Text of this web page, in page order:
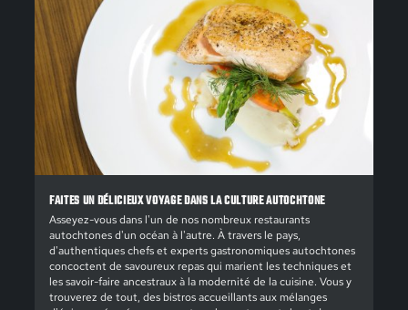
FAITES UN DÉLICIEUX VOYAGE DANS LA CULTURE AUTOCHTONE
Asseyez-vous dans l'un de nos nombreux restaurants
autochtones d'un océan à l'autre. À travers le pays,
d'authentiques chefs et experts gastronomiques autochtones
concoctent de savoureux repas qui marient les techniques et
les savoir-faire ancestraux à la modernité de la cuisine. Vous y
trouverez de tout, des bistros accueillants aux mélanges